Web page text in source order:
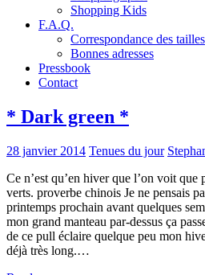
Shopping Kids
F.A.Q.
Correspondance des tailles
Bonnes adresses
Pressbook
Contact
* Dark green *
28 janvier 2014 Tenues du jour
Ce n’est qu’en hiver que l’on voit
verts. proverbe chinois Je ne pensais
printemps prochain avant quelques
mon grand manteau par-dessus ça
de ce pull éclaire quelque peu mon
déjà très long.…